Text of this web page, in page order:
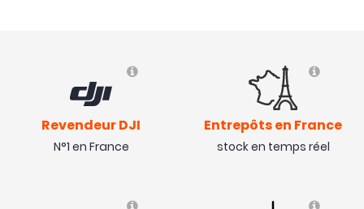
Revendeur DJI
N°1 en France
Entrepôts en France
stock en temps réel